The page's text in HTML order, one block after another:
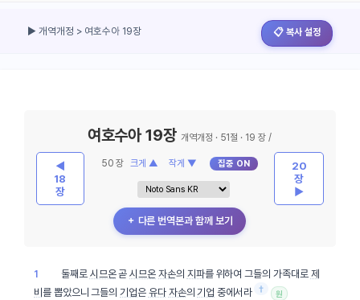
▶ 개역개정 > 여호수아 19장 📋 복사 설정
◀
18
장
여호수아 19장 개역개정 · 51절 · 19 장 /
50 장 크게 ▲ 작게 ▼ 집중 ON
＋ 다른 번역본과 함께 보기
20
장
▶
1 둘째로 시므온곧시므온 자손의 지파를 위하여 그들의 가족대로 제
비 를 뽑았으니 그들의기업은 유다 자손의기업 중에서라 † 원